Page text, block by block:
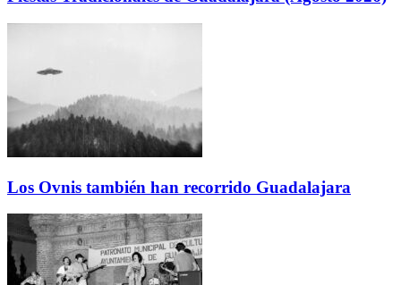
Los Ovnis también han recorrido Guadalajara